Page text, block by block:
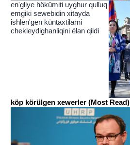
en'gliye hökümiti uyghur qulluq
emgiki sewebidin xitayda
ishlen'gen küntaxtilarni
chekleydighanliqini élan qildi
köp körülgen xewerler (Most Read)